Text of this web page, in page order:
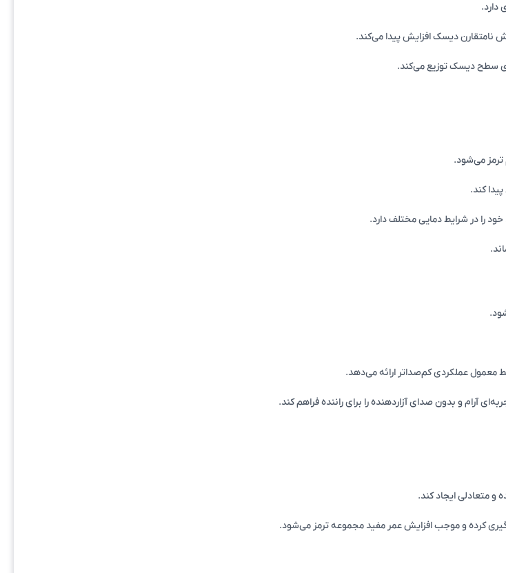
دارد.
نامتقارن دیسک افزایش پیدا می‌کند.
سطح دیسک توزیع می‌کند.
ترمز می‌شود.
کند.
خود را در شرایط دمایی مختلف دارد.
معمول عملکردی کم‌صداتر ارائه می‌دهد.
و بدون صدای آزاردهنده را برای راننده فراهم کند.
متعادلی ایجاد کند.
کرده و موجب افزایش عمر مفید مجموعه ترمز می‌شود.